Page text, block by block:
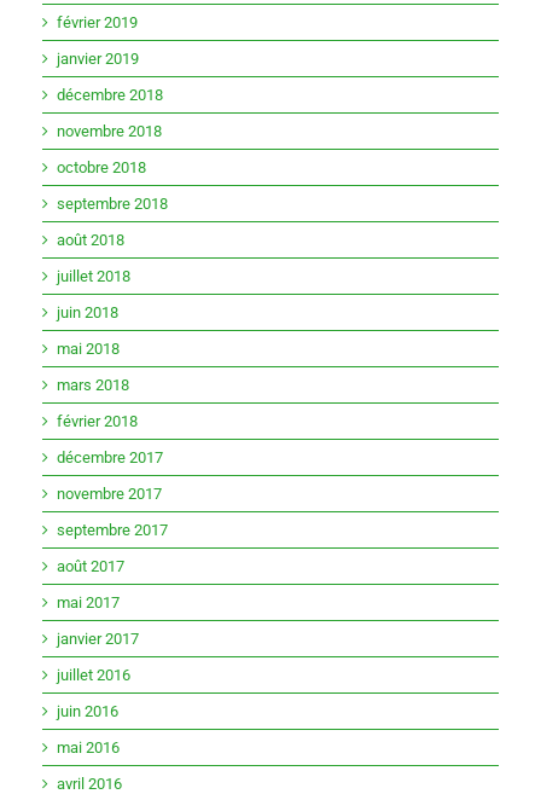
février 2019
janvier 2019
décembre 2018
novembre 2018
octobre 2018
septembre 2018
août 2018
juillet 2018
juin 2018
mai 2018
mars 2018
février 2018
décembre 2017
novembre 2017
septembre 2017
août 2017
mai 2017
janvier 2017
juillet 2016
juin 2016
mai 2016
avril 2016